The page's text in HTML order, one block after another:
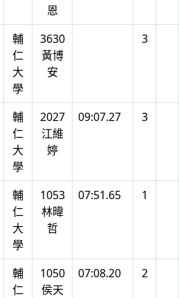
恩
輔
仁
大
學
3630
黃博
安
3
輔
仁
大
學
2027
江維
婷
09:07.27 3
輔
仁
大
學
1053
林暐
哲
07:51.65 1
輔
仁
1050
侯天
07:08.20 2